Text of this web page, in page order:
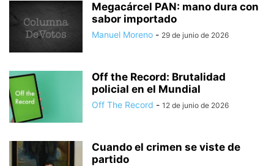
Megacárcel PAN: mano dura con
sabor importado
Manuel Moreno - 29 de junio de 2026
Off the Record: Brutalidad
policial en el Mundial
Off The Record - 12 de junio de 2026
Cuando el crimen se viste de
partido